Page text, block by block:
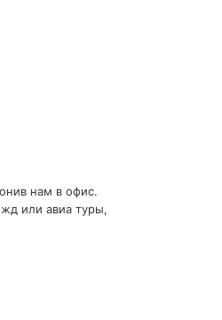
нам в офис.
или авиа туры,